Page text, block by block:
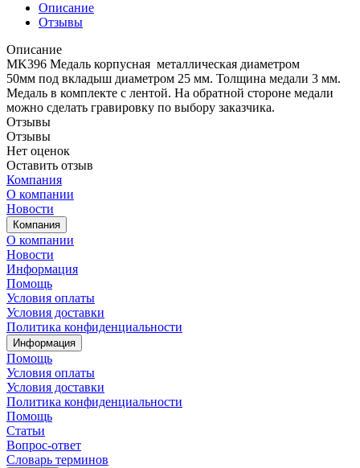
Описание
Отзывы
Описание
MK396 Медаль корпусная металлическая диаметром
50мм под вкладыш диаметром 25 мм. Толщина медали 3 мм.
Медаль в комплекте с лентой. На обратной стороне медали
можно сделать гравировку по выбору заказчика.
Отзывы
Отзывы
Нет оценок
Оставить отзыв
Компания
О компании
Новости
Компания
О компании
Новости
Информация
Помощь
Условия оплаты
Условия доставки
Политика конфиденциальности
Информация
Помощь
Условия оплаты
Условия доставки
Политика конфиденциальности
Помощь
Статьи
Вопрос-ответ
Словарь терминов